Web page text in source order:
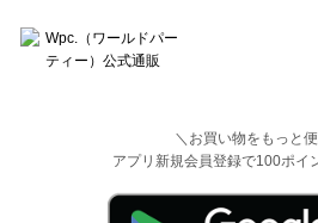
＼お買い物をもっと
アプリ新規会員登録で100ポイ